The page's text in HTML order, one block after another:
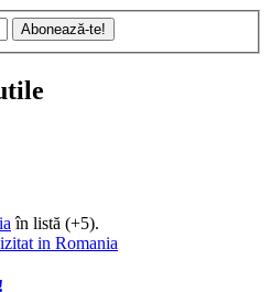
în listă (+5).